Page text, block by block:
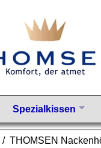
Spezialkissen
/ THOMSEN